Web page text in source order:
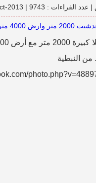
2013 |
| عدد القراءات : 9743